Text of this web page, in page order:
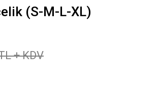
(S-M-L-XL)
+ KDV